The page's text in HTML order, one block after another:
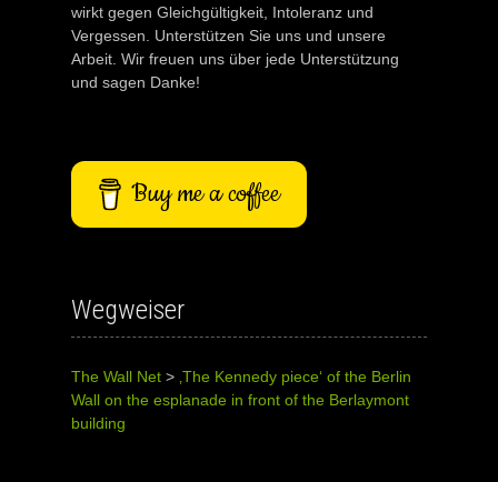
wirkt gegen Gleichgültigkeit, Intoleranz und
Vergessen. Unterstützen Sie uns und unsere
Arbeit. Wir freuen uns über jede Unterstützung
und sagen Danke!
Buy me a coffee
Wegweiser
The Wall Net > ‚The Kennedy piece‘ of the Berlin
Wall on the esplanade in front of the Berlaymont
building